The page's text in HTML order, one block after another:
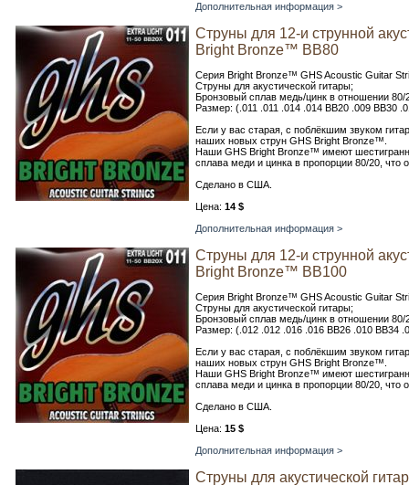
Дополнительная информация >
Струны для 12-и струнной
Bright Bronze™ BB80
Серия Bright Bronze™ GHS Acoustic Guitar
Струны для акустической гитары;
Бронзовый сплав медь/цинк в отношении 80/
Размер: (.011 .011 .014 .014 BB20 .009 BB30
Если у вас старая, с поблёкшим звуком
наших новых струн GHS Bright Bronze™.
Наши GHS Bright Bronze™ имеют
сплава меди и цинка в пропорции 80/20, что
Сделано в США.
Цена: 14 $
Дополнительная информация >
Струны для 12-и струнной
Bright Bronze™ BB100
Серия Bright Bronze™ GHS Acoustic Guitar
Струны для акустической гитары;
Бронзовый сплав медь/цинк в отношении 80/
Размер: (.012 .012 .016 .016 BB26 .010 BB34
Если у вас старая, с поблёкшим звуком
наших новых струн GHS Bright Bronze™.
Наши GHS Bright Bronze™ имеют
сплава меди и цинка в пропорции 80/20, что
Сделано в США.
Цена: 15 $
Дополнительная информация >
Струны для акустической